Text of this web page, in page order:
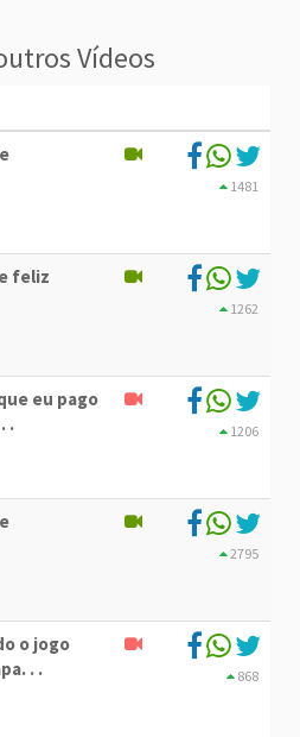
Vídeos
1481
feliz
1262
eu pago
.
1206
2795
o jogo
. .
868